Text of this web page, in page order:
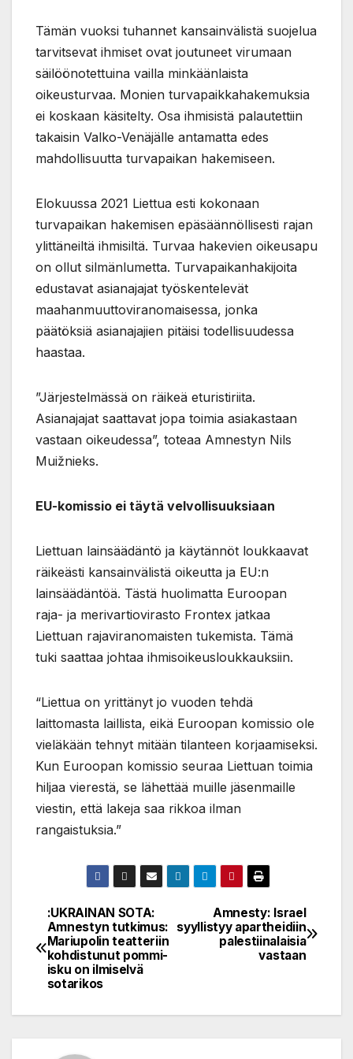
Tämän vuoksi tuhannet kansainvälistä suojelua
tarvitsevat ihmiset ovat joutuneet virumaan
säilöönotettuina vailla minkäänlaista
oikeusturvaa. Monien turvapaikkahakemuksia
ei koskaan käsitelty. Osa ihmisistä palautettiin
takaisin Valko-Venäjälle antamatta edes
mahdollisuutta turvapaikan hakemiseen.
Elokuussa 2021 Liettua esti kokonaan
turvapaikan hakemisen epäsäännöllisesti rajan
ylittäneiltä ihmisiltä. Turvaa hakevien oikeusapu
on ollut silmänlumetta. Turvapaikanhakijoita
edustavat asianajajat työskentelevät
maahanmuuttoviranomaisessa, jonka
päätöksiä asianajajien pitäisi todellisuudessa
haastaa.
”Järjestelmässä on räikeä eturistiriita.
Asianajajat saattavat jopa toimia asiakastaan
vastaan oikeudessa”, toteaa Amnestyn Nils
Muižnieks.
EU-komissio ei täytä velvollisuuksiaan
Liettuan lainsäädäntö ja käytännöt loukkaavat
räikeästi kansainvälistä oikeutta ja EU:n
lainsäädäntöä. Tästä huolimatta Euroopan
raja- ja merivartiovirasto Frontex jatkaa
Liettuan rajaviranomaisten tukemista. Tämä
tuki saattaa johtaa ihmisoikeusloukkauksiin.
“Liettua on yrittänyt jo vuoden tehdä
laittomasta laillista, eikä Euroopan komissio ole
vieläkään tehnyt mitään tilanteen korjaamiseksi.
Kun Euroopan komissio seuraa Liettuan toimia
hiljaa vierestä, se lähettää muille jäsenmaille
viestin, että lakeja saa rikkoa ilman
rangaistuksia.”
Post
navigation
Amnesty: Israel
syyllistyy apartheidiin
palestiinalaisia
vastaan
:UKRAINAN SOTA:
Amnestyn tutkimus:
Mariupolin teatteriin
kohdistunut pommi-
isku on ilmiselvä
sotarikos